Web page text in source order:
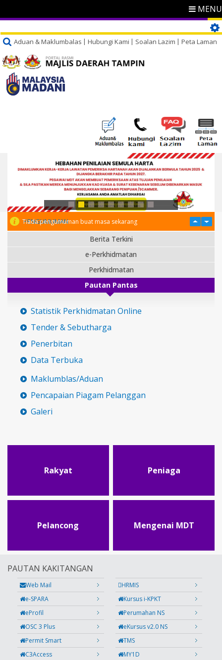
MENU
Aduan & Maklumbalas Hubungi Kami Soalan Lazim Peta Laman
PENGUMUMAN
Tiada pengumuman buat masa sekarang
Berita Terkini
e-Perkhidmatan
Perkhidmatan
Pautan Pantas
Statistik Perkhidmatan Online
Tender & Sebutharga
Penerbitan
Data Terbuka
Maklumblas/Aduan
Pencapaian Piagam Pelanggan
Galeri
Rakyat Peniaga
Pelancong Mengenai MDT
PAUTAN KAKITANGAN
Web Mail
HRMIS
e-SPARA
Kursus i-KPKT
eProfil
Perumahan NS
OSC 3 Plus
eKursus v2.0 NS
Permit Smart
TMS
C3Access
MY1D